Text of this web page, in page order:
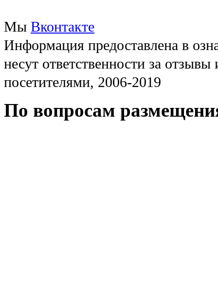
Мы Вконтакте
Информация предоставлена в
несут ответственности за
посетителями, 2006-2019
По вопросам